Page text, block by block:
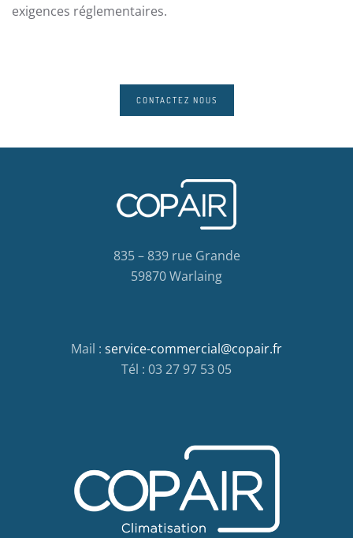
exigences réglementaires.
CONTACTEZ NOUS
835 – 839 rue Grande
59870 Warlaing
Mail : service-commercial@copair.fr
Tél : 03 27 97 53 05